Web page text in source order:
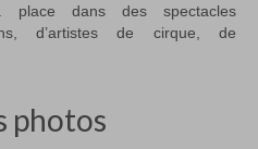
place dans des spectacles
d’artistes de cirque, de
photos